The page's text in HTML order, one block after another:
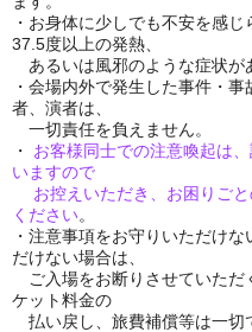
・お身体に少しでも不安を感
37.5度以上の発熱
あるいは風邪のような症状が
・会場内外で発生した事件・
者、演者は、
一切責任を負えません。
・ お客様同士での注意喚起は
いますので
お控えいただき、お困りごと
ください。
・注意事項をお守りいただけ
だけない場合は、
ご入場をお断りさせていただ
ケット料金の
払い戻し、旅費補償等は一切